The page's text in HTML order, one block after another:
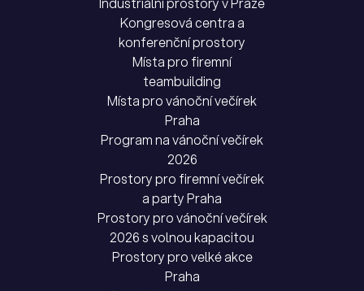
Kongresová centra a
konferenční prostory
Místa pro firemní
teambuilding
Místa pro vánoční večírek
Praha
Program na vánoční večírek
2026
Prostory pro firemní večírek
a party Praha
Prostory pro vánoční večírek
2026 s volnou kapacitou
Prostory pro velké akce
Praha